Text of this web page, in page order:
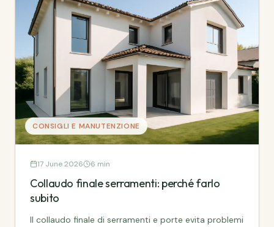
CONSIGLI E MANUTENZIONE
17 June 2026 6 min
Collaudo finale serramenti: perché farlo
subito
Il collaudo finale di serramenti e porte evita problemi